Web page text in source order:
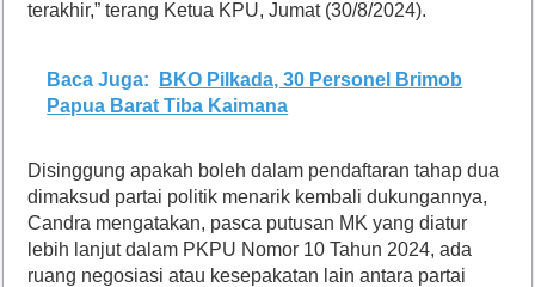
terakhir,” terang Ketua KPU, Jumat (30/8/2024).
Baca Juga:
BKO Pilkada, 30 Personel Brimob
Papua Barat Tiba Kaimana
Disinggung apakah boleh dalam pendaftaran tahap dua
dimaksud partai politik menarik kembali dukungannya,
Candra mengatakan, pasca putusan MK yang diatur
lebih lanjut dalam PKPU Nomor 10 Tahun 2024, ada
ruang negosiasi atau kesepakatan lain antara partai